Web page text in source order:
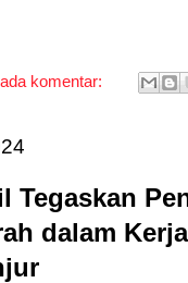
komentar:
Tegaskan
dalam